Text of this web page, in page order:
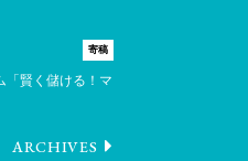
賢く儲ける！マ
寄稿
ARCHIVES